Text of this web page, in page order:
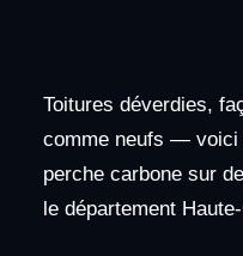
Toitures déverdies,
comme neufs — voici
perche carbone sur
le département